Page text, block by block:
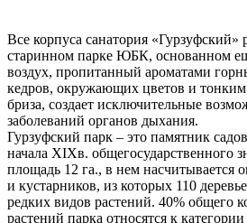
Все корпуса санатория «Гурзуфский»
старинном парке ЮБК, основанном
воздух, пропитанный ароматами
кедров, окружающих цветов и тонким
бриза, создает исключительные
заболеваний органов дыхания.
Гурзуфский парк – это памятник
начала XIXв. общегосударственного
площадь 12 га., в нем насчитывается
и кустарников, из которых 110
редких видов растений. 40% общего
растений парка относятся к